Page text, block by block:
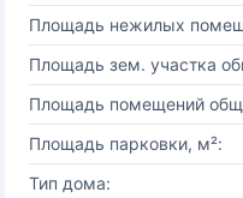
Площадь нежилых
Площадь зем. участка
Площадь помещений
Площадь парковки, м²:
Тип дома: